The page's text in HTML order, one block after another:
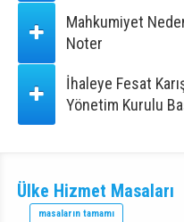
Mahkumiyet
Noter
İhaleye Fesat
Yönetim Kurulu
Ülke Hizmet Masaları
masaların tamamı